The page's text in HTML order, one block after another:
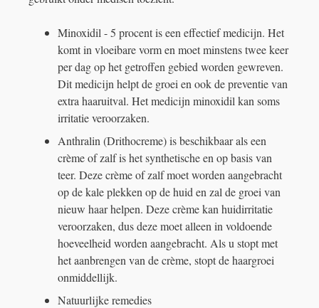
Minoxidil - 5 procent is een effectief medicijn. Het
komt in vloeibare vorm en moet minstens twee keer
per dag op het getroffen gebied worden gewreven.
Dit medicijn helpt de groei en ook de preventie van
extra haaruitval. Het medicijn minoxidil kan soms
irritatie veroorzaken.
Anthralin (Drithocreme) is beschikbaar als een
crème of zalf is het synthetische en op basis van
teer. Deze crème of zalf moet worden aangebracht
op de kale plekken op de huid en zal de groei van
nieuw haar helpen. Deze crème kan huidirritatie
veroorzaken, dus deze moet alleen in voldoende
hoeveelheid worden aangebracht. Als u stopt met
het aanbrengen van de crème, stopt de haargroei
onmiddellijk.
Natuurlijke remedies